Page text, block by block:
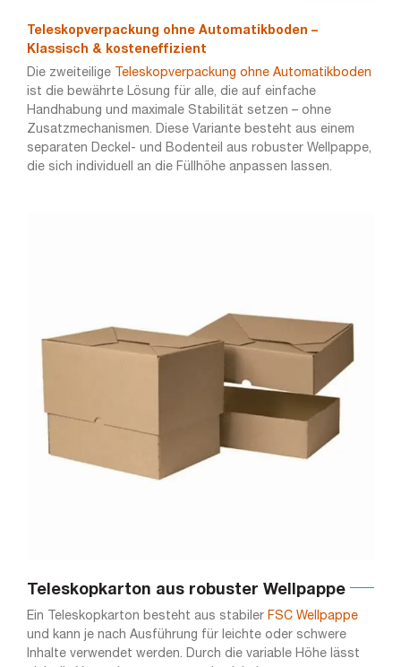
Teleskopverpackung ohne Automatikboden –
Klassisch & kosteneffizient
Die zweiteilige
Teleskopverpackung ohne Automatikboden
ist die bewährte Lösung für alle, die auf einfache
Handhabung und maximale Stabilität setzen – ohne
Zusatzmechanismen. Diese Variante besteht aus einem
separaten Deckel- und Bodenteil aus robuster Wellpappe,
die sich individuell an die Füllhöhe anpassen lassen.
Teleskopkarton aus robuster Wellpappe
Ein Teleskopkarton besteht aus stabiler FSC Wellpappe
und kann je nach Ausführung für leichte oder schwere
Inhalte verwendet werden. Durch die variable Höhe lässt